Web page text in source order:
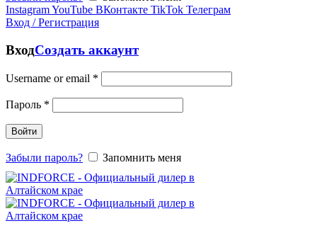
InstagramYouTube ВКонтакте TikTok Телеграм
Вход / Регистрация
ВходСоздать аккаунт
Username or email *
Пароль *
Войти
Забыли пароль? Запомнить меня